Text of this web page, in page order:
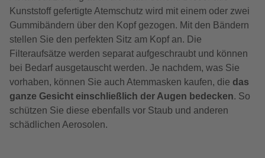
Kunststoff gefertigte Atemschutz wird mit einem oder zwei
Gummibändern über den Kopf gezogen. Mit den Bändern
stellen Sie den perfekten Sitz am Kopf an. Die
Filteraufsätze werden separat aufgeschraubt und können
bei Bedarf ausgetauscht werden. Je nachdem, was Sie
vorhaben, können Sie auch Atemmasken kaufen, die das
ganze Gesicht einschließlich der Augen bedecken. So
schützen Sie diese ebenfalls vor Staub und anderen
schädlichen Aerosolen.